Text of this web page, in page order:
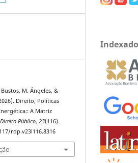
M. Ángeles, &
Direito, Políticas
A Matriz
Direito Público,23(116).
rdp.v23i116.8316